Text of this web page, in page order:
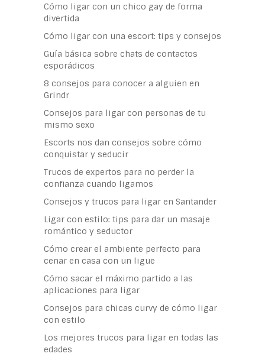
Cómo ligar con un chico gay de forma
divertida
Cómo ligar con una escort: tips y consejos
Guía básica sobre chats de contactos
esporádicos
8 consejos para conocer a alguien en
Grindr
Consejos para ligar con personas de tu
mismo sexo
Escorts nos dan consejos sobre cómo
conquistar y seducir
Trucos de expertos para no perder la
confianza cuando ligamos
Consejos y trucos para ligar en Santander
Ligar con estilo: tips para dar un masaje
romántico y seductor
Cómo crear el ambiente perfecto para
cenar en casa con un ligue
Cómo sacar el máximo partido a las
aplicaciones para ligar
Consejos para chicas curvy de cómo ligar
con estilo
Los mejores trucos para ligar en todas las
edades